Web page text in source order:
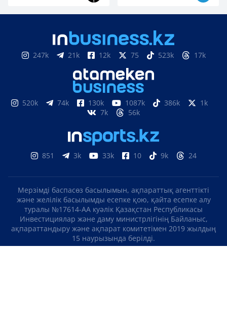
247k 21k 12k 75 523k 17k
520k 74k 130k 1087k 386k
1k
7k
56k
851 3k 33k 10 9k 24
Мерзімді баспасөз басылымын, ақпараттық агенттікті
және желілік басылымды есепке қою, қайта есепке алу
туралы №17614-АА куәлік Қазақстан Республикасы
Инвестициялар және даму министрлігінің Байланыс,
ақпараттандыру және ақпарат комитетімен 2019 жылдың
15 наурызында берілді.